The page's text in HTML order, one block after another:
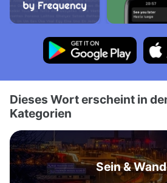
Dieses Wort erscheint in
Kategorien
Sein &